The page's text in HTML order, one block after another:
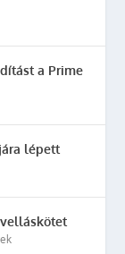
a Prime
lépett